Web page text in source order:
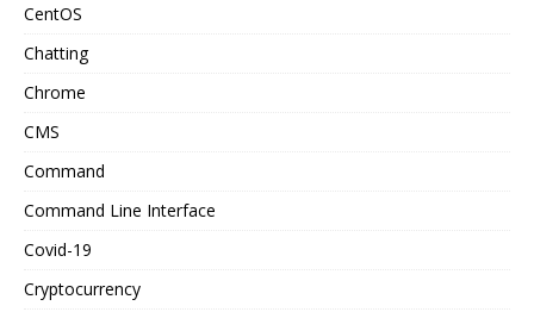
CentOS
Chatting
Chrome
CMS
Command
Command Line Interface
Covid-19
Cryptocurrency